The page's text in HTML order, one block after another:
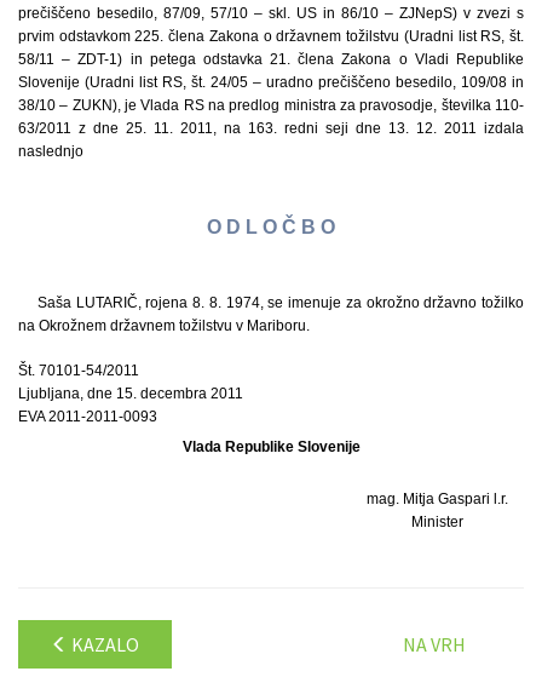
prečiščeno besedilo, 87/09, 57/10 – skl. US in 86/10 – ZJNepS) v zvezi s
prvim odstavkom 225. člena Zakona o državnem tožilstvu (Uradni list RS, št.
58/11 – ZDT-1) in petega odstavka 21. člena Zakona o Vladi Republike
Slovenije (Uradni list RS, št. 24/05 – uradno prečiščeno besedilo, 109/08 in
38/10 – ZUKN), je Vlada RS na predlog ministra za pravosodje, številka 110-
63/2011 z dne 25. 11. 2011, na 163. redni seji dne 13. 12. 2011 izdala
naslednjo
O D L O Č B O
Saša LUTARIČ, rojena 8. 8. 1974, se imenuje za okrožno državno tožilko
na Okrožnem državnem tožilstvu v Mariboru.
Št. 70101-54/2011
Ljubljana, dne 15. decembra 2011
EVA 2011-2011-0093
Vlada Republike Slovenije
mag. Mitja Gaspari l.r.
Minister
KAZALO NA VRH